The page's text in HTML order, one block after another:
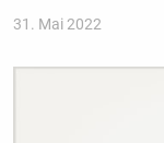
31. Mai 2022